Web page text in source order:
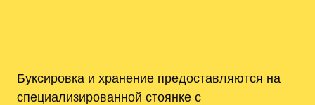
Буксировка и хранение предоставляются на
специализированной стоянке с